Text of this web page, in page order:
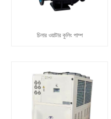
চিলার ওয়াটার কুলিং পাম্প